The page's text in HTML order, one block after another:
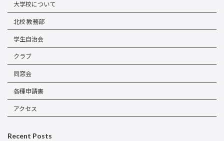
大学校について
北校 教務部
学生自治会
クラブ
同窓会
各種申請書
アクセス
Recent Posts